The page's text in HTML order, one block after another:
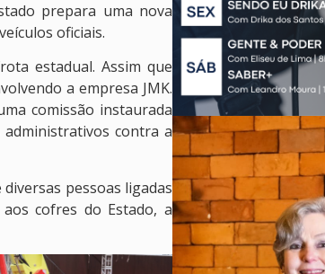
prepara uma nova
oficiais.
estadual. Assim que
a empresa JMK.
comissão instaurada
contra a
pessoas ligadas
cofres do Estado, a